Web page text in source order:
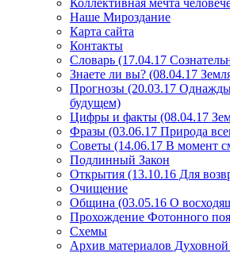
Коллективная мечта
Наше Мироздание
Карта сайта
Контакты
Словарь (17.04.17
Знаете ли вы? (08.04.17
Прогнозы (20.03.17 Однажды
будущем)
Цифры и факты (08.04.17
Фразы (03.06.17 Природа
Советы (14.06.17 В момент
Подлинный Закон
Открытия (13.10.16 Для
Очищение
Община (03.05.16 О
Прохождение Фотонного
Схемы
Архив материалов